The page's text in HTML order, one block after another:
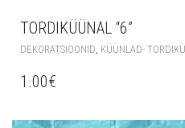
TORDIKÜÜNAL “6”
DEKORATSIOONID KÜÜNLAD-
1.00€